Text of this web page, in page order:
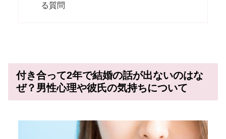
る質問
付き合って2年で結婚の話が出ないのはな
ぜ？男性心理や彼氏の気持ちについて